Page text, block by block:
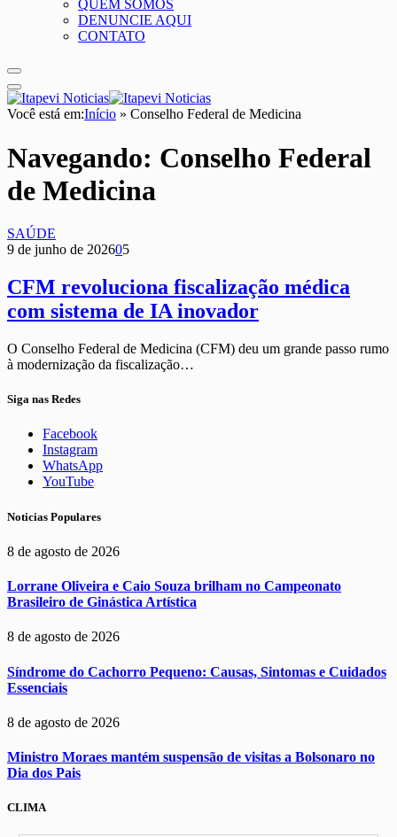
QUEM SOMOS
DENUNCIE AQUI
CONTATO
Você está em:Início » Conselho Federal de Medicina
Navegando: Conselho Federal
de Medicina
SAÚDE
9 de junho de 202605
CFM revoluciona fiscalização médica
com sistema de IA inovador
O Conselho Federal de Medicina (CFM) deu um grande passo rumo
à modernização da fiscalização…
Siga nas Redes
Facebook
Instagram
WhatsApp
YouTube
Noticias Populares
8 de agosto de 2026
Lorrane Oliveira e Caio Souza brilham no Campeonato
Brasileiro de Ginástica Artística
8 de agosto de 2026
Síndrome do Cachorro Pequeno: Causas, Sintomas e Cuidados
Essenciais
8 de agosto de 2026
Ministro Moraes mantém suspensão de visitas a Bolsonaro no
Dia dos Pais
CLIMA